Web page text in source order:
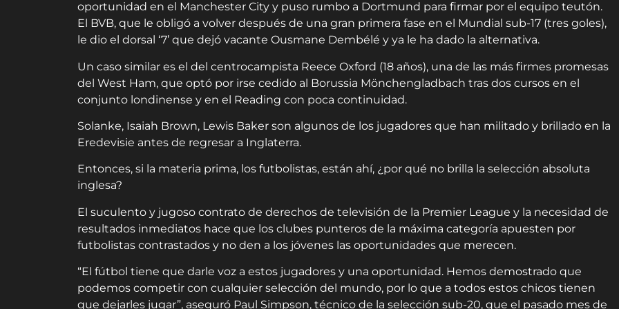
oportunidad en el Manchester City y puso rumbo a Dortmund para firmar por el equipo teutón.
El BVB, que le obligó a volver después de una gran primera fase en el Mundial sub-17 (tres goles),
le dio el dorsal ‘7’ que dejó vacante Ousmane Dembélé y ya le ha dado la alternativa.
Un caso similar es el del centrocampista Reece Oxford (18 años), una de las más firmes promesas
del West Ham, que optó por irse cedido al Borussia Mönchengladbach tras dos cursos en el
conjunto londinense y en el Reading con poca continuidad.
Solanke, Isaiah Brown, Lewis Baker son algunos de los jugadores que han militado y brillado en la
Eredevisie antes de regresar a Inglaterra.
Entonces, si la materia prima, los futbolistas, están ahí, ¿por qué no brilla la selección absoluta
inglesa?
El suculento y jugoso contrato de derechos de televisión de la Premier League y la necesidad de
resultados inmediatos hace que los clubes punteros de la máxima categoría apuesten por
futbolistas contrastados y no den a los jóvenes las oportunidades que merecen.
“El fútbol tiene que darle voz a estos jugadores y una oportunidad. Hemos demostrado que
podemos competir con cualquier selección del mundo, por lo que a todos estos chicos tienen
que dejarles jugar”, aseguró Paul Simpson, técnico de la selección sub-20, que el pasado mes de